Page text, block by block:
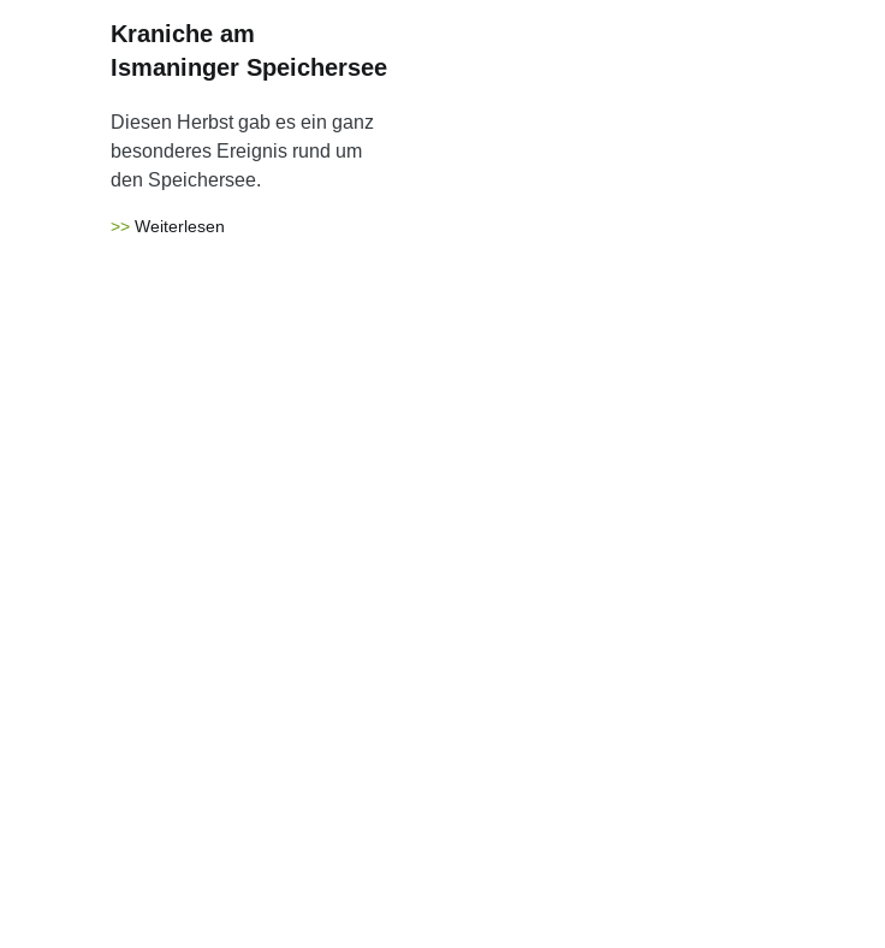
Kraniche am
Ismaninger Speichersee
Diesen Herbst gab es ein ganz
besonderes Ereignis rund um
den Speichersee.
Weiterlesen